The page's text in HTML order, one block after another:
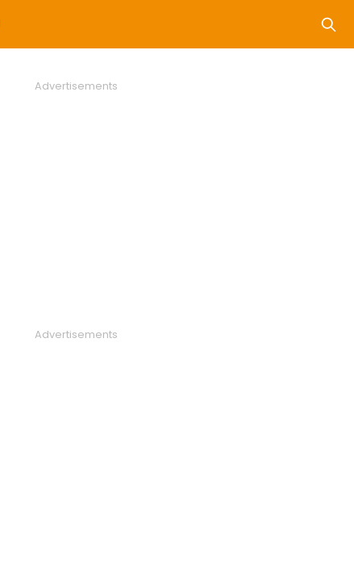
Advertisements
Advertisements